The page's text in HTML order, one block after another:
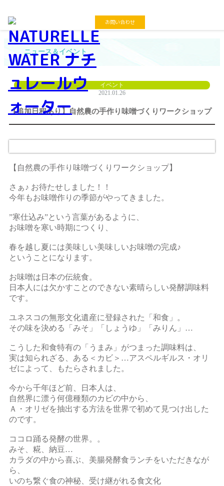
お問い合わせ
ニュース＆イベント
イベント
2021.01.26
【追加日程あり】自然農の手作り味噌づくりワークショップ
【自然農の手作り味噌づくりワークショップ】
さぁ♪ お待たせしました！！
今年もお味噌作りの季節がやってきました。
”寒仕込み”という言葉があるように、
お味噌を寒い時期につくり、
春を越し夏には美味しい美味しいお味噌の完成♪
ということになります。
お味噌は日本の伝統食。
日本人には欠かすことのできない素晴らしい発酵調味料
です。
ユネスコの無形文化遺産に登録された「和食」。
その味を決める「みそ」「しょうゆ」「みりん」…
こうした和食特有の「うまみ」がつまった調味料は、
実は知られざる、ある＜カビ＞…アスペルギルス・オリ
ゼによって、もたらされました。
今から千年ほど前、日本人は、
自然界に漂う何億種類のカビの中から、
Ａ・オリゼを抽出する方法を世界で初めて見つけ出した
のです。
ココロ踊る発酵の世界。。
みそ、糀、納豆…
カラダの中から喜ぶ、美腸発酵食ランチをいただきなが
ら、
いのち繋ぐ食の神秘、受け継がれる食文化